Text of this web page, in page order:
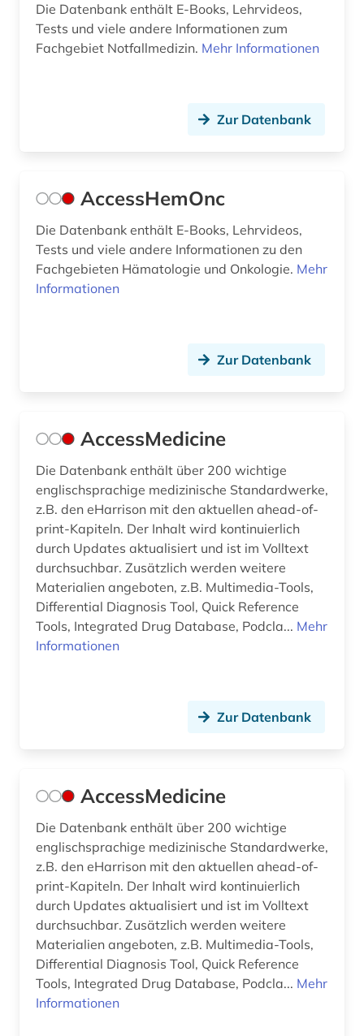
clinical trial (1)
coaching und training (1)
computeranimation (1)
computerlinguistik (2)
computerunterstütztes lernen (1)
coronarchiv (1)
corpus (1)
covid (1)
covid-19 (7)
cytogenetik (1)
cytokine (1)
cytologie (7)
datensicherung (1)
datenverarbeitung (1)
datenvisualisierung (1)
demenz (1)
demographie (4)
dermatologie (3)
design (1)
Die Datenbank enthält E-Books, Lehrvideos,
Tests und viele andere Informationen zum
Fachgebiet Notfallmedizin. Mehr Informationen
Zur Datenbank
AccessHemOnc
Die Datenbank enthält E-Books, Lehrvideos,
Tests und viele andere Informationen zu den
Fachgebieten Hämatologie und Onkologie. Mehr
Informationen
Zur Datenbank
AccessMedicine
Die Datenbank enthält über 200 wichtige
englischsprachige medizinische Standardwerke,
z.B. den eHarrison mit den aktuellen ahead-of-
print-Kapiteln. Der Inhalt wird kontinuierlich
durch Updates aktualisiert und ist im Volltext
durchsuchbar. Zusätzlich werden weitere
Materialien angeboten, z.B. Multimedia-Tools,
Differential Diagnosis Tool, Quick Reference
Tools, Integrated Drug Database, Podcla... Mehr
Informationen
Zur Datenbank
AccessMedicine
Die Datenbank enthält über 200 wichtige
englischsprachige medizinische Standardwerke,
z.B. den eHarrison mit den aktuellen ahead-of-
print-Kapiteln. Der Inhalt wird kontinuierlich
durch Updates aktualisiert und ist im Volltext
durchsuchbar. Zusätzlich werden weitere
Materialien angeboten, z.B. Multimedia-Tools,
Differential Diagnosis Tool, Quick Reference
Tools, Integrated Drug Database, Podcla... Mehr
Informationen